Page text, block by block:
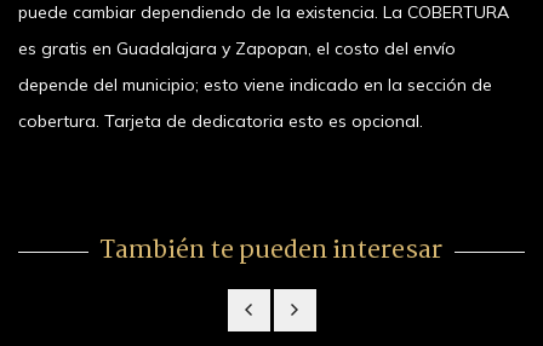
puede cambiar dependiendo de la existencia. La COBERTURA
es gratis en Guadalajara y Zapopan, el costo del envío
depende del municipio; esto viene indicado en la sección de
cobertura. Tarjeta de dedicatoria esto es opcional.
También te pueden interesar